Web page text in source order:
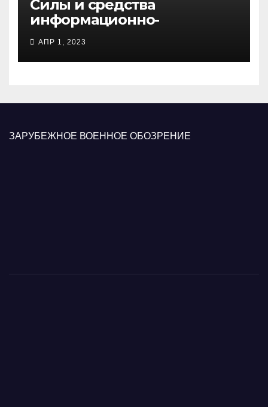
Силы и средства
информационно-
психологических операций
вооруженных сил Украины
АПР 1, 2023
ЗАРУБЕЖНОЕ ВОЕННОЕ ОБОЗРЕНИЕ